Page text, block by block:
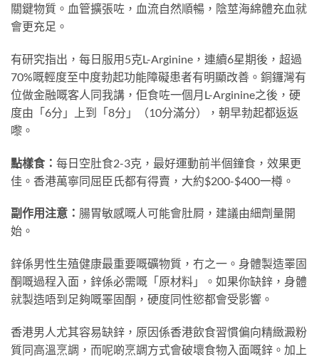
關鍵物質。血管擴張咗，血流自然順暢，陰莖海綿體充血就
會更充足。
有研究指出，每日服用5克L-Arginine，連續6星期後，超過
70%嘅輕度至中度勃起功能障礙患者有明顯改善。銅鑼灣有
位做金融嘅客人同我講，佢食咗一個月L-Arginine之後，硬
度由「6分」上到「8分」（10分滿分），朝早勃起都返返
嚟。
點樣食： 每日空肚食2-3克，最好運動前半個鐘食，效果更
佳。香港萬寧同屈臣氏都有得賣，大約$200-$400一樽。
副作用注意： 腸胃敏感嘅人可能會肚屙，建議由細劑量開
始。
鋅係男性生殖健康最重要嘅礦物質，冇之一。身體製造睪固
酮嘅過程入面，鋅係必需嘅「原材料」。如果你缺鋅，身體
就製造唔到足夠嘅睪固酮，硬度同性慾都會受影響。
香港男人尤其容易缺鋅，原因係香港飲食習慣偏向精緻澱粉
質同高溫烹調，而呢啲烹調方式會破壞食物入面嘅鋅。加上